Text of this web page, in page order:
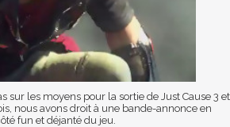
sur les moyens pour la sortie de Just Cause 3 et
nous avons droit à une bande-annonce en
fun et déjanté du jeu.